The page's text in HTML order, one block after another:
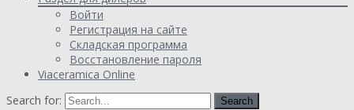
Войти
Регистрация на сайте
Складская программа
Восстановление пароля
Viaceramica Online
Search for: